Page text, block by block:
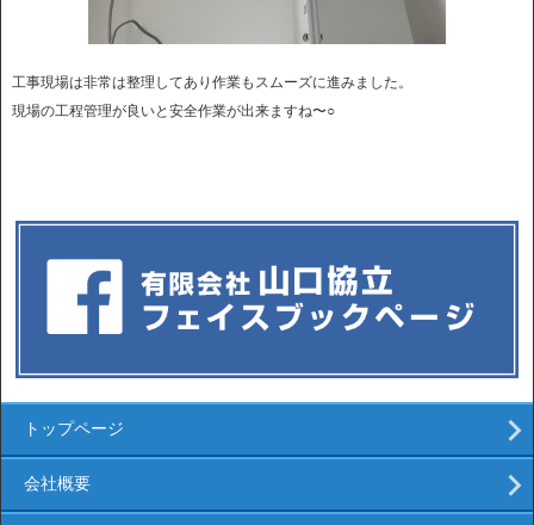
工事現場は非常は整理してあり作業もスムーズに進みました。
現場の工程管理が良いと安全作業が出来ますね〜○
トップページ
会社概要